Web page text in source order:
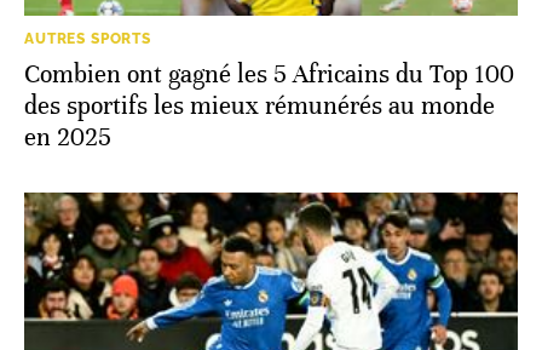
AUTRES SPORTS
Combien ont gagné les 5 Africains du Top 100
des sportifs les mieux rémunérés au monde
en 2025